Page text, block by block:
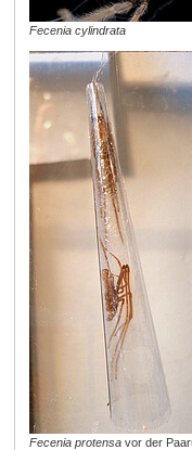
Fecenia cylindrata
Fecenia protensavor der